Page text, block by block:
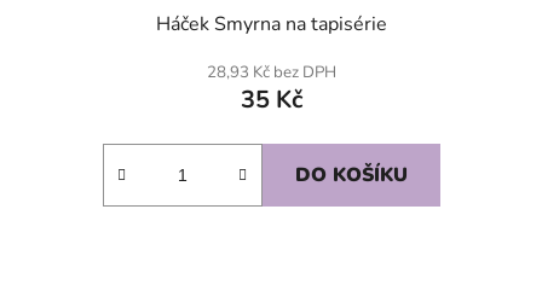
Háček Smyrna na tapisérie
28,93 Kč bez DPH
35 Kč
DO KOŠÍKU